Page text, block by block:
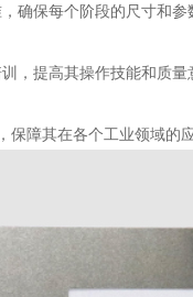
确保每个阶段的尺寸和参
，提高其操作技能和质
障其在各个工业领域的